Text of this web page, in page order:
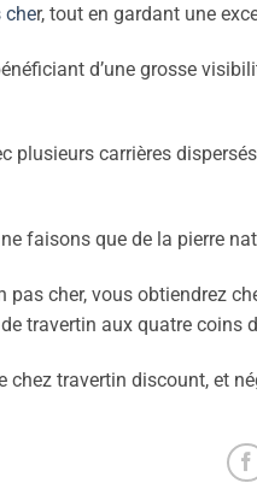
cher, tout en gardant une
d’une grosse
plusieurs carrières
faisons que de la pierre
pas cher, vous obtiendrez
travertin aux quatre coins
chez travertin discount, et